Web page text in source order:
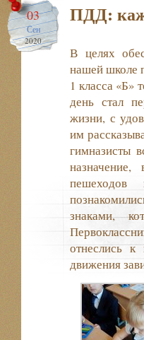
03
Сен
2020
ПДД:
В целях
нашей школе
1 класса «Б»
день стал
жизни, с
им
гимназисты
пешеходов
знаками,
отнеслись
движения